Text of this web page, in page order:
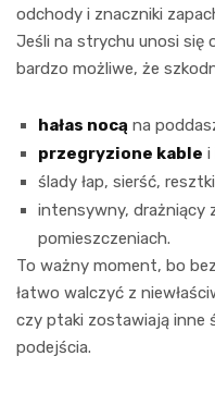
odchody i znaczniki
Jeśli na strychu unosi się
bardzo możliwe, że
hałas nocą na
przegryzione kable i
ślady łap, sierść,
intensywny, drażniący
pomieszczeniach.
To ważny moment, bo
łatwo walczyć z
czy ptaki zostawiają inne
podejścia.